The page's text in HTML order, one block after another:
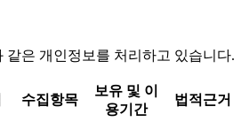
같은 개인정보를 처리하고 있습니다.
수집항목
보유 및 이
용기간
법적근거